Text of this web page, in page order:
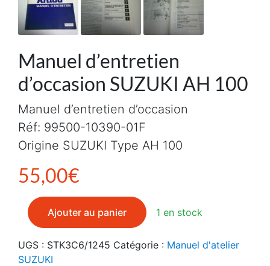
Manuel d’entretien
d’occasion SUZUKI AH 100
55,00€
Manuel d’entretien d’occasion
Réf: 99500-10390-01F
Origine SUZUKI Type AH 100
1 en stock
quantité de Manuel d'entretien d'occasion SUZUKI AH
Ajouter au panier
UGS : STK3C6/1245 Catégorie : Manuel d'atelier
SUZUKI